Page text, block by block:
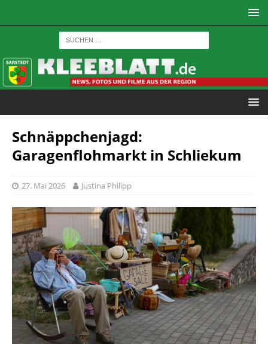
Schnäppchenjagd:
Garagenflohmarkt in Schliekum
27. Mai 2026 Justina Philipp